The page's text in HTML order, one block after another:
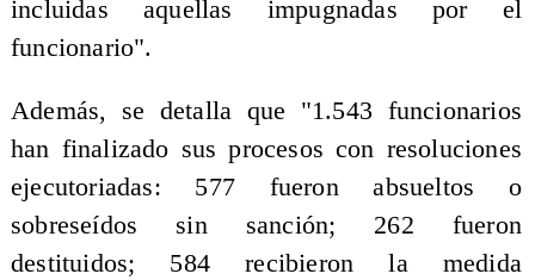
incluidas aquellas impugnadas por el
funcionario".
Además, se detalla que "1.543 funcionarios
han finalizado sus procesos con resoluciones
ejecutoriadas: 577 fueron absueltos o
sobreseídos sin sanción; 262 fueron
destituidos; 584 recibieron la medida